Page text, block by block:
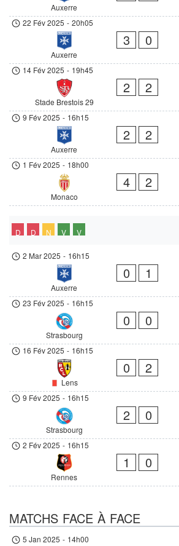
Auxerre
22 Fév 2025 - 20h05
Auxerre
3 0
14 Fév 2025 - 19h45
Stade Brestois 29
2 2
9 Fév 2025 - 16h15
Auxerre
2 2
1 Fév 2025 - 18h00
Monaco
4 2
D D N V V
2 Mar 2025 - 16h15
Auxerre
0 1
23 Fév 2025 - 16h15
Strasbourg
0 0
16 Fév 2025 - 16h15
Lens
0 2
9 Fév 2025 - 16h15
Strasbourg
2 0
2 Fév 2025 - 16h15
Rennes
1 0
MATCHS FACE À FACE
5 Jan 2025 - 14h00